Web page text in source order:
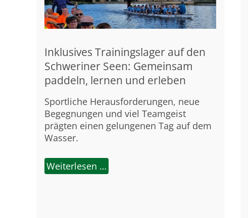
Inklusives Trainingslager auf den
Schweriner Seen: Gemeinsam
paddeln, lernen und erleben
Sportliche Herausforderungen, neue
Begegnungen und viel Teamgeist
prägten einen gelungenen Tag auf dem
Wasser.
Weiterlesen …